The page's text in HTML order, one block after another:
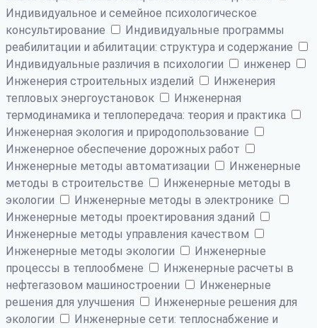
Индивидуальное и семейное психологическое
консультирование
Индивидуальные программы
реабилитации и абилитации: структура и содержание
Индивидуальные различия в психологии
инженер
Инженерия строительных изделий
Инженерия
тепловых энергоустановок
Инженерная
термодинамика и теплопередача: теория и практика
Инженерная экология и природопользование
Инженерное обеспечение дорожных работ
Инженерные методы автоматизации
Инженерные
методы в строительстве
Инженерные методы в
экологии
Инженерные методы в электронике
Инженерные методы проектирования зданий
Инженерные методы управления качеством
Инженерные методы экологии
Инженерные
процессы в теплообмене
Инженерные расчеты в
нефтегазовом машиностроении
Инженерные
решения для улучшения
Инженерные решения для
экологии
Инженерные сети: теплоснабжение и